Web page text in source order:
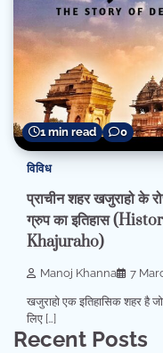
1 min read 0
विविध
प्राचीन शहर खजुराहो के
ग्रुप का इतिहास
Khajuraho)
Manoj Khanna 7
खजुराहो एक इतिहासिक शहर है
लिए […]
Recent Posts